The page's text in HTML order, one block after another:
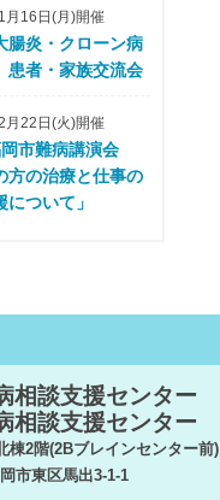
月16日(月)開催
腸炎・クローン病
患者・家族交流会
月22日(火)開催
市難病講演会
方の治療と仕事の
について」
相談支援センター
相談支援センター
棟2階(2Bブレインセンター前)
市東区馬出3-1-1